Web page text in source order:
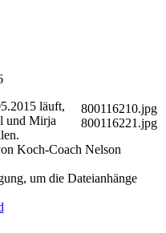
800116210.jpg
800116221.jpg
läuft,
und Mirja
Koch-Coach Nelson
um die Dateianhänge